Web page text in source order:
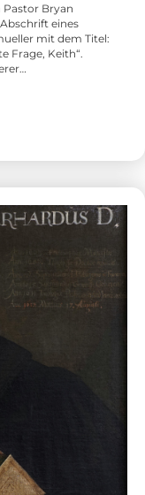
Pastor Bryan
eines
mit dem Titel:
Frage, Keith“.